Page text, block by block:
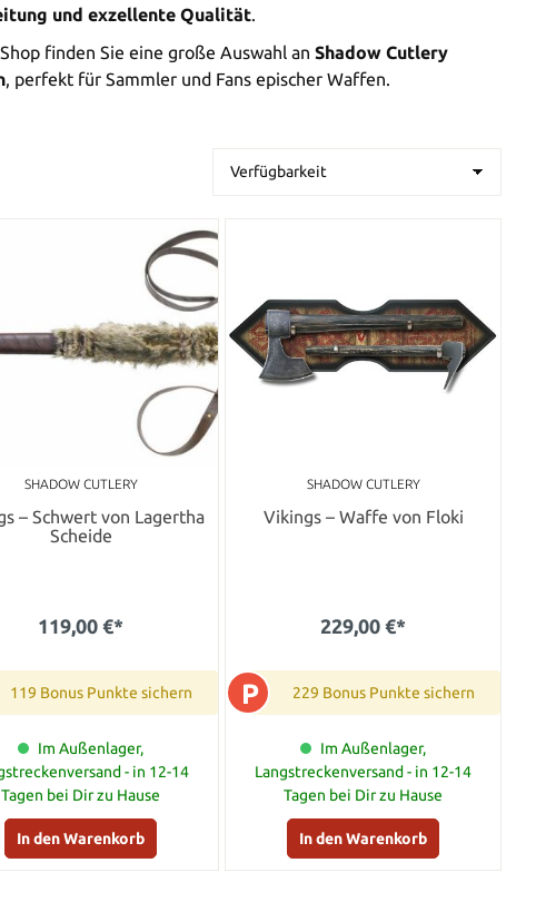
und exzellente Qualität.
Shop finden Sie eine große Auswahl an Shadow Cutlery
, perfekt für Sammler und Fans epischer Waffen.
SHADOW CUTLERY
– Schwert von Lagertha
Scheide
119,00 €*
119 Bonus Punkte sichern
Im Außenlager,
- in 12-14
Tagen bei Dir zu Hause
In den Warenkorb
SHADOW CUTLERY
Vikings – Waffe von Floki
229,00 €*
P 229 Bonus Punkte sichern
Im Außenlager,
Langstreckenversand - in 12-14
Tagen bei Dir zu Hause
In den Warenkorb